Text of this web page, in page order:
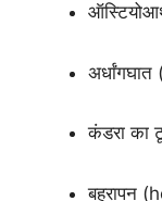
कंडरा का
बहरापन